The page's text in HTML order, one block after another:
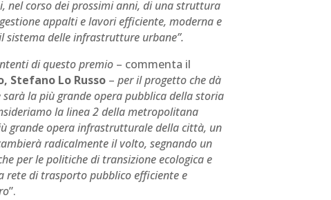
nel corso dei prossimi anni, di una struttura
appalti e lavori efficiente, moderna e
sistema delle infrastrutture urbane”.
di questo premio – commenta il
Stefano Lo Russo –per il progetto che dà
sarà la più grande opera pubblica della storia
la linea 2 della metropolitana
grande opera infrastrutturale della città, un
radicalmente il volto, segnando un
per le politiche di transizione ecologica e
rete di trasporto pubblico efficiente e
”.